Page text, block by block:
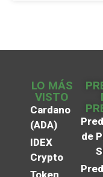
LO MÁS
VISTO
Cardano
(ADA)
IDEX
Crypto
Token
de